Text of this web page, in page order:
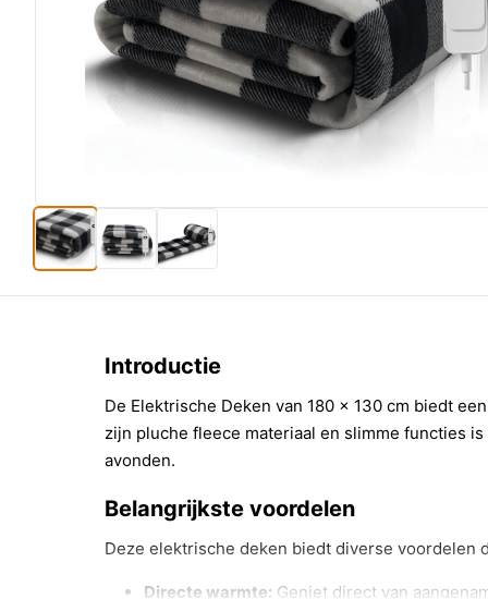
Introductie
De Elektrische Deken van 180 × 130 cm biedt
zijn pluche fleece materiaal en slimme functies
avonden.
Belangrijkste voordelen
Deze elektrische deken biedt diverse voordelen
Directe warmte: Geniet direct van